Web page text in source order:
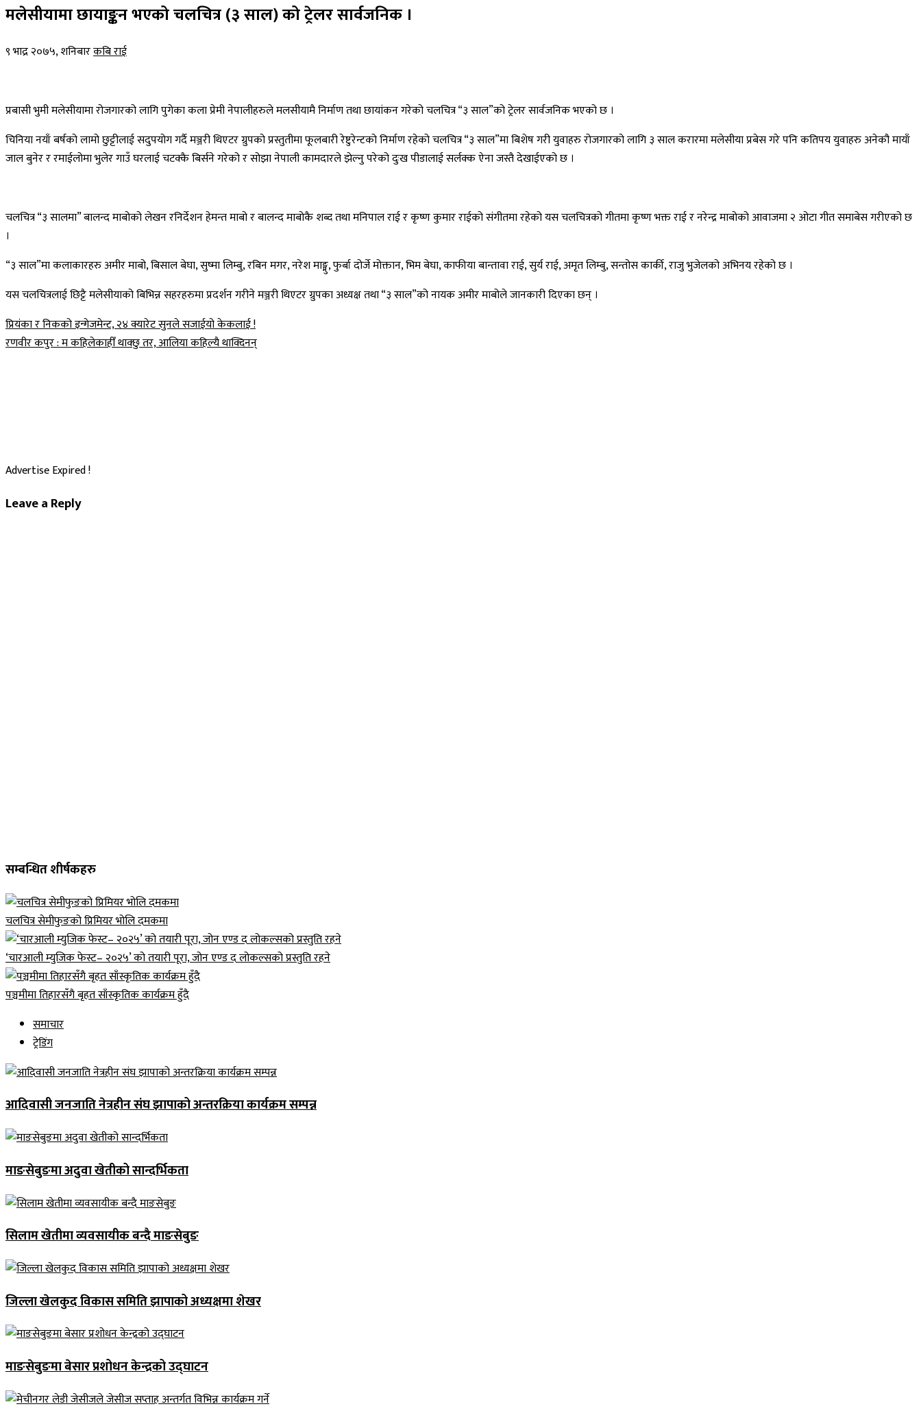
मलेसीयामा छायाङ्कन भएको चलचित्र (३ साल) को ट्रेलर सार्वजनिक ।
९ भाद्र २०७५, शनिबारकबि राई
प्रबासी भुमी मलेसीयामा रोजगारको लागि पुगेका कला प्रेमी नेपालीहरुले मलसीयामै निर्माण तथा छायांकन गरेको चलचित्र “३ साल”को ट्रेलर सार्वजनिक भएको छ ।
चिनिया नयाँ बर्षको लामो छुट्टीलाई सदुपयोग गर्दै मञ्जरी थिएटर ग्रुपको प्रस्तुतीमा फूलबारी रेष्टुरेन्टको निर्माण रहेको चलचित्र “३ साल”मा बिशेष गरी युवाहरु रोजगारको लागि ३ साल करारमा मलेसीया प्रबेस गरे पनि कतिपय युवाहरु अनेकौ मायाँ
जाल बुनेर र रमाईलोमा भुलेर गाउँ घरलाई चटक्कै बिर्सने गरेको र सोझा नेपाली कामदारले झेल्नु परेको दुःख पीडालाई सर्लक्क ऐना जस्तै देखाईएको छ ।
चलचित्र “३ सालमा” बालन्द माबोको लेखन रनिर्देशन हेमन्त माबो र बालन्द माबोकै शब्द तथा मनिपाल राई र कृष्ण कुमार राईको संगीतमा रहेको यस चलचित्रको गीतमा कृष्ण भक्त राई र नरेन्द्र माबोको आवाजमा २ ओटा गीत समाबेस गरीएको छ
।
“३ साल”मा कलाकारहरु अमीर माबो, बिसाल बेघा, सुष्मा लिम्बु, रबिन मगर, नरेश माङ्मु, फुर्बा दोर्जे मोक्तान, भिम बेघा, काफीया बान्तावा राई, सुर्य राई, अमृत लिम्बु, सन्तोस कार्की, राजु भुजेलको अभिनय रहेको छ ।
यस चलचित्रलाई छिट्टै मलेसीयाको बिभिन्न सहरहरुमा प्रदर्शन गरीने मञ्जरी थिएटर ग्रुपका अध्यक्ष तथा “३ साल”को नायक अमीर माबोले जानकारी दिएका छन् ।
Post
navigation
प्रियंका र निकको इन्गेजमेन्ट, २४ क्यारेट सुनले सजाईयो केकलाई !
रणवीर कपुर : म कहिलेकाहीँ थाक्छु तर, आलिया कहिल्यै थाक्दिनन्
Advertise Expired !
Leave a Reply
सम्बन्धित शीर्षकहरु
चलचित्र सेमीफुङको प्रिमियर भोलि दमकमा
‘चारआली म्युजिक फेस्ट– २०२५’ को तयारी पूरा, जोन एण्ड द लोकल्सको प्रस्तुति रहने
पञ्चमीमा तिहारसँगै बृहत साँस्कृतिक कार्यक्रम हुँदै
समाचार
ट्रेडिंग
आदिवासी जनजाति नेत्रहीन संघ झापाको अन्तरक्रिया कार्यक्रम सम्पन्न
माङसेबुङमा अदुवा खेतीको सान्दर्भिकता
सिलाम खेतीमा व्यवसायीक बन्दै माङसेबुङ
जिल्ला खेलकुद विकास समिति झापाको अध्यक्षमा शेखर
माङसेबुङमा बेसार प्रशोधन केन्द्रको उद्घाटन